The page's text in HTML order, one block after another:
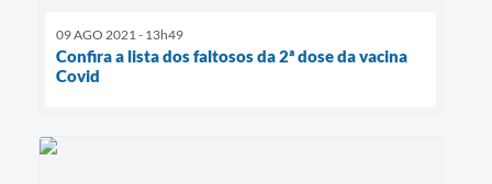
09 AGO 2021 - 13h49
Confira a lista dos faltosos da 2ª dose da vacina
Covid